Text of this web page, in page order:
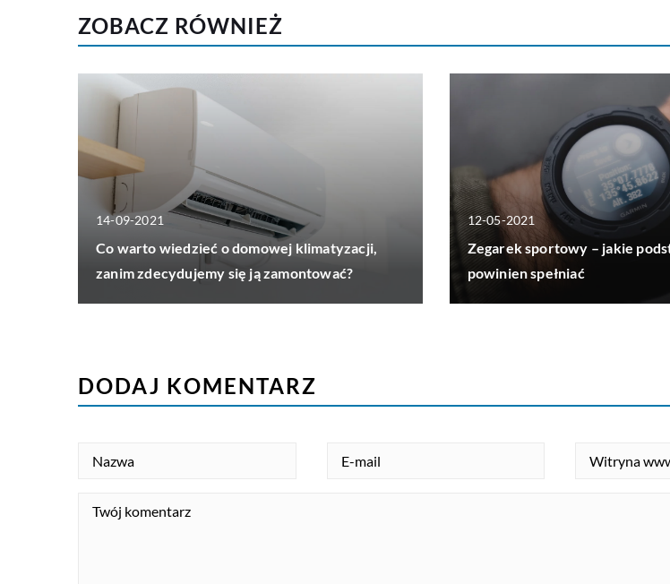
ZOBACZ RÓWNIEŻ
14-09-2021
Co warto wiedzieć o domowej klimatyzacji,
zanim zdecydujemy się ją zamontować?
12-05-2021
Zegarek sportowy – jakie
powinien spełniać
DODAJ KOMENTARZ